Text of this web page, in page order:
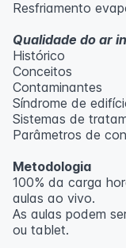
Resfriamento
Qualidade do ar
Histórico
Conceitos
Contaminantes
Síndrome de
Sistemas de
Parâmetros de
Metodologia
100% da carga
aulas ao vivo.
As aulas podem
ou tablet.